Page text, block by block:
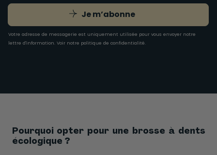
Je m’abonne
Votre adresse de messagerie est uniquement utilisée pour vous envoyer notre
lettre d'information. Voir notre politique de confidentialité.
Pourquoi opter pour une brosse à dents
écologique ?